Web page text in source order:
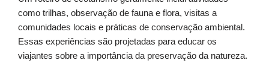
como trilhas, observação de fauna e flora, visitas a
comunidades locais e práticas de conservação ambiental.
Essas experiências são projetadas para educar os
viajantes sobre a importância da preservação da natureza.